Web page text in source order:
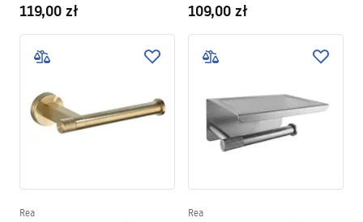
119,00 zł 109,00 zł
Rea Rea